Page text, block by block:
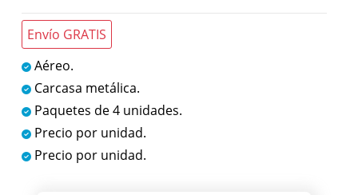
Envío GRATIS
Aéreo.
Carcasa metálica.
Paquetes de 4 unidades.
Precio por unidad.
Precio por unidad.